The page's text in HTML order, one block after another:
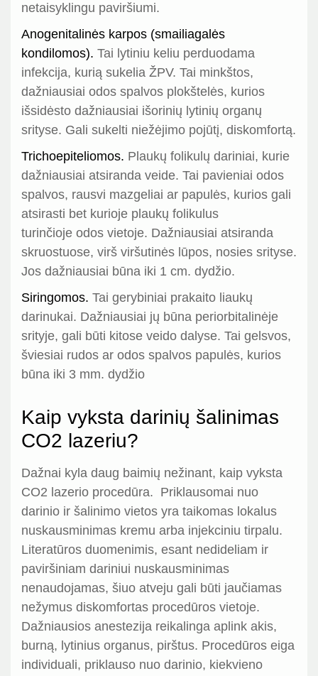
netaisyklingu paviršiumi.
Anogenitalinės karpos (smailiagalės
kondilomos). Tai lytiniu keliu perduodama
infekcija, kurią sukelia ŽPV. Tai minkštos,
dažniausiai odos spalvos plokštelės, kurios
išsidėsto dažniausiai išorinių lytinių organų
srityse. Gali sukelti niežėjimo pojūtį, diskomfortą.
Trichoepiteliomos. Plaukų folikulų dariniai, kurie
dažniausiai atsiranda veide. Tai pavieniai odos
spalvos, rausvi mazgeliai ar papulės, kurios gali
atsirasti bet kurioje plaukų folikulus
turinčioje odos vietoje. Dažniausiai atsiranda
skruostuose, virš viršutinės lūpos, nosies srityse.
Jos dažniausiai būna iki 1 cm. dydžio.
Siringomos. Tai gerybiniai prakaito liaukų
darinukai. Dažniausiai jų būna periorbitalinėje
srityje, gali būti kitose veido dalyse. Tai gelsvos,
šviesiai rudos ar odos spalvos papulės, kurios
būna iki 3 mm. dydžio
Kaip vyksta darinių šalinimas
CO2 lazeriu?
Dažnai kyla daug baimių nežinant, kaip vyksta
CO2 lazerio procedūra. Priklausomai nuo
darinio ir šalinimo vietos yra taikomas lokalus
nuskausminimas kremu arba injekciniu tirpalu.
Literatūros duomenimis, esant nedideliam ir
paviršiniam dariniui nuskausminimas
nenaudojamas, šiuo atveju gali būti jaučiamas
nežymus diskomfortas procedūros vietoje.
Dažniausios anestezija reikalinga aplink akis,
burną, lytinius organus, pirštus. Procedūros eiga
individuali, priklauso nuo darinio, kiekvieno